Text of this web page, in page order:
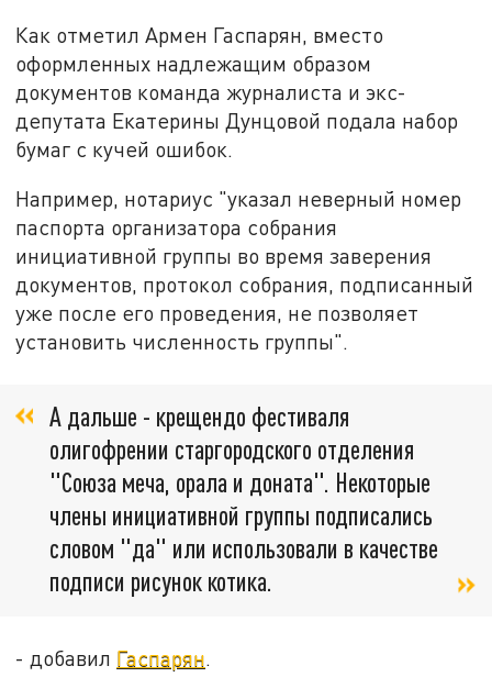
Как отметил Армен Гаспарян, вместо
оформленных надлежащим образом
документов команда журналиста и экс-
депутата Екатерины Дунцовой подала набор
бумаг с кучей ошибок.
Например, нотариус "указал неверный номер
паспорта организатора собрания
инициативной группы во время заверения
документов, протокол собрания, подписанный
уже после его проведения, не позволяет
установить численность группы".
А дальше - крещендо фестиваля
олигофрении старгородского отделения
"Союза меча, орала и доната". Некоторые
члены инициативной группы подписались
словом "да" или использовали в качестве
подписи рисунок котика.
- добавил Гаспарян.